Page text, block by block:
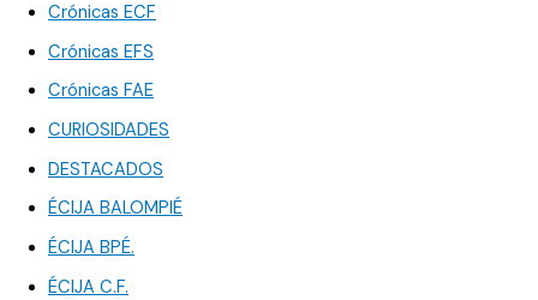
Crónicas ECF
Crónicas EFS
Crónicas FAE
CURIOSIDADES
DESTACADOS
ÉCIJA BALOMPIÉ
ÉCIJA BPÉ.
ÉCIJA C.F.